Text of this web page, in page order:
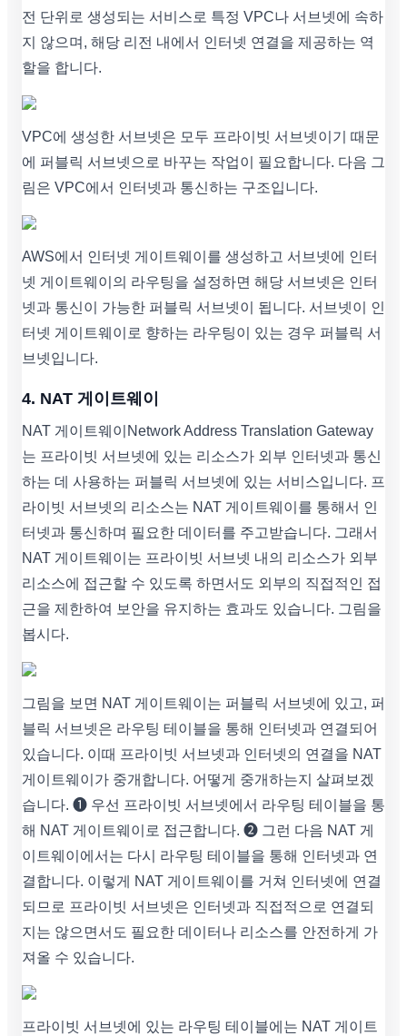
전 단위로 생성되는 서비스로 특정 VPC나 서브넷에 속하
지 않으며, 해당 리전 내에서 인터넷 연결을 제공하는 역
할을 합니다.
VPC에 생성한 서브넷은 모두 프라이빗 서브넷이기 때문
에 퍼블릭 서브넷으로 바꾸는 작업이 필요합니다. 다음 그
림은 VPC에서 인터넷과 통신하는 구조입니다.
AWS에서 인터넷 게이트웨이를 생성하고 서브넷에 인터
넷 게이트웨이의 라우팅을 설정하면 해당 서브넷은 인터
넷과 통신이 가능한 퍼블릭 서브넷이 됩니다. 서브넷이 인
터넷 게이트웨이로 향하는 라우팅이 있는 경우 퍼블릭 서
브넷입니다.
4. NAT 게이트웨이
NAT 게이트웨이Network Address Translation Gateway
는 프라이빗 서브넷에 있는 리소스가 외부 인터넷과 통신
하는 데 사용하는 퍼블릭 서브넷에 있는 서비스입니다. 프
라이빗 서브넷의 리소스는 NAT 게이트웨이를 통해서 인
터넷과 통신하며 필요한 데이터를 주고받습니다. 그래서
NAT 게이트웨이는 프라이빗 서브넷 내의 리소스가 외부
리소스에 접근할 수 있도록 하면서도 외부의 직접적인 접
근을 제한하여 보안을 유지하는 효과도 있습니다. 그림을
봅시다.
그림을 보면 NAT 게이트웨이는 퍼블릭 서브넷에 있고, 퍼
블릭 서브넷은 라우팅 테이블을 통해 인터넷과 연결되어
있습니다. 이때 프라이빗 서브넷과 인터넷의 연결을 NAT
게이트웨이가 중개합니다. 어떻게 중개하는지 살펴보겠
습니다. ➊ 우선 프라이빗 서브넷에서 라우팅 테이블을 통
해 NAT 게이트웨이로 접근합니다. ➋ 그런 다음 NAT 게
이트웨이에서는 다시 라우팅 테이블을 통해 인터넷과 연
결합니다. 이렇게 NAT 게이트웨이를 거쳐 인터넷에 연결
되므로 프라이빗 서브넷은 인터넷과 직접적으로 연결되
지는 않으면서도 필요한 데이터나 리소스를 안전하게 가
져올 수 있습니다.
프라이빗 서브넷에 있는 라우팅 테이블에는 NAT 게이트